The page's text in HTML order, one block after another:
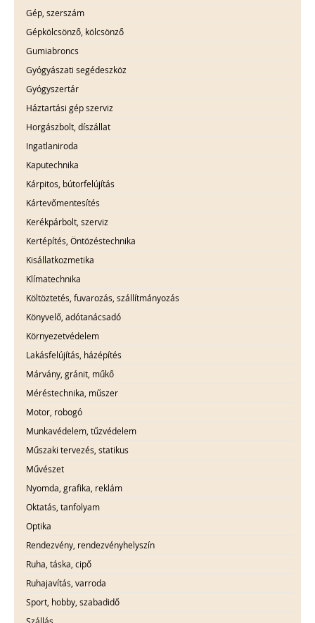
Gép, szerszám
Gépkölcsönző, kölcsönző
Gumiabroncs
Gyógyászati segédeszköz
Gyógyszertár
Háztartási gép szerviz
Horgászbolt, díszállat
Ingatlaniroda
Kaputechnika
Kárpitos, bútorfelújítás
Kártevőmentesítés
Kerékpárbolt, szerviz
Kertépítés, Öntözéstechnika
Kisállatkozmetika
Klímatechnika
Költöztetés, fuvarozás, szállítmányozás
Könyvelő, adótanácsadó
Környezetvédelem
Lakásfelújítás, házépítés
Márvány, gránit, műkő
Méréstechnika, műszer
Motor, robogó
Munkavédelem, tűzvédelem
Műszaki tervezés, statikus
Művészet
Nyomda, grafika, reklám
Oktatás, tanfolyam
Optika
Rendezvény, rendezvényhelyszín
Ruha, táska, cipő
Ruhajavítás, varroda
Sport, hobby, szabadidő
Szállás